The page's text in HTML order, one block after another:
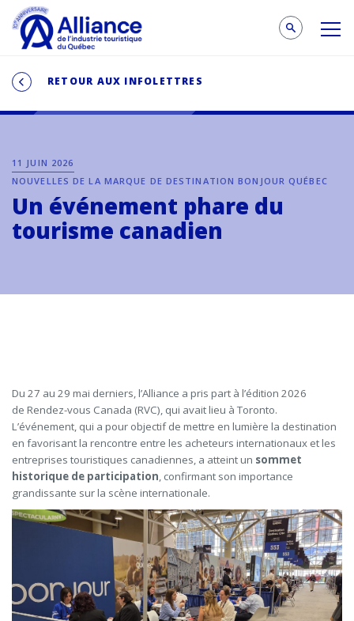
RETOUR AUX INFOLETTRES
11 JUIN 2026
NOUVELLES DE LA MARQUE DE DESTINATION BONJOUR QUÉBEC
Un événement phare du
tourisme canadien
Du 27 au 29 mai derniers, l’Alliance a pris part à l’édition 2026
de Rendez-vous Canada (RVC), qui avait lieu à Toronto.
L’événement, qui a pour objectif de mettre en lumière la destination
en favorisant la rencontre entre les acheteurs internationaux et les
entreprises touristiques canadiennes, a atteint un sommet
historique de participation, confirmant son importance
grandissante sur la scène internationale.